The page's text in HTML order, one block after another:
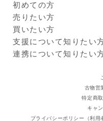
賞味期限
商品画像はイメージのた
ます。
本サービスに掲載してい
るメーカー提供情報に基
初めての方
Kuradashiとは
ご利用ガイド
売りたい方
クラダシに出品する
出品企業
買いたい方
商品一覧
ログイン・新規登録
支援について知りたい
支援レポート
連携について知りたい
古物営
特定商
キャ
プライバシーポリシー（利用